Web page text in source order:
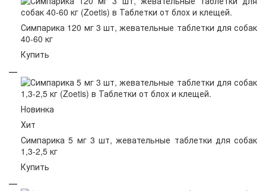
Симпарика 120 мг 3 шт, жевательные таблетки для собак
40-60 кг
Купить
Новинка
Хит
Симпарика 5 мг 3 шт, жевательные таблетки для собак
1,3-2,5 кг
Купить